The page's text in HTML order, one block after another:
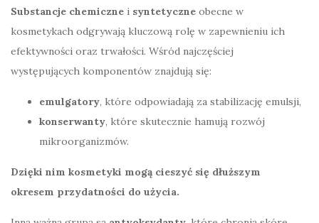
Substancje chemiczne i syntetyczne obecne w
kosmetykach odgrywają kluczową rolę w zapewnieniu ich
efektywności oraz trwałości. Wśród najczęściej
występujących komponentów znajdują się:
emulgatory, które odpowiadają za stabilizację emulsji,
konserwanty, które skutecznie hamują rozwój
mikroorganizmów.
Dzięki nim kosmetyki mogą cieszyć się dłuższym
okresem przydatności do użycia.